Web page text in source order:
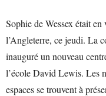
Sophie de Wessex était
l’Angleterre, ce jeudi. La
inauguré un nouveau
l’école David Lewis. Les
espaces se trouvent à